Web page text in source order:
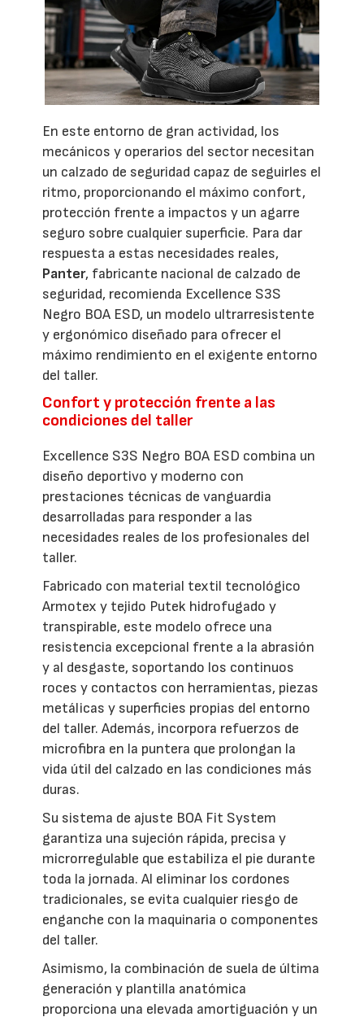
En este entorno de gran actividad, los
mecánicos y operarios del sector necesitan
un calzado de seguridad capaz de seguirles el
ritmo, proporcionando el máximo confort,
protección frente a impactos y un agarre
seguro sobre cualquier superficie. Para dar
respuesta a estas necesidades reales,
Panter, fabricante nacional de calzado de
seguridad, recomienda Excellence S3S
Negro BOA ESD, un modelo ultrarresistente
y ergonómico diseñado para ofrecer el
máximo rendimiento en el exigente entorno
del taller.
Confort y protección frente a las
condiciones del taller
Excellence S3S Negro BOA ESD combina un
diseño deportivo y moderno con
prestaciones técnicas de vanguardia
desarrolladas para responder a las
necesidades reales de los profesionales del
taller.
Fabricado con material textil tecnológico
Armotex y tejido Putek hidrofugado y
transpirable, este modelo ofrece una
resistencia excepcional frente a la abrasión
y al desgaste, soportando los continuos
roces y contactos con herramientas, piezas
metálicas y superficies propias del entorno
del taller. Además, incorpora refuerzos de
microfibra en la puntera que prolongan la
vida útil del calzado en las condiciones más
duras.
Su sistema de ajuste BOA Fit System
garantiza una sujeción rápida, precisa y
microrregulable que estabiliza el pie durante
toda la jornada. Al eliminar los cordones
tradicionales, se evita cualquier riesgo de
enganche con la maquinaria o componentes
del taller.
Asimismo, la combinación de suela de última
generación y plantilla anatómica
proporciona una elevada amortiguación y un